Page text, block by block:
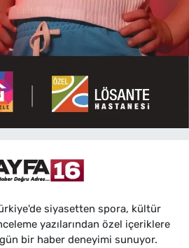
siyasetten spora, kültür
yazılarından özel içeriklere
bir haber deneyimi sunuyor.